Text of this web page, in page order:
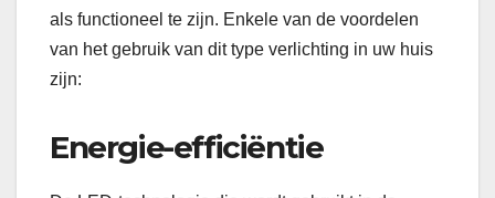
als functioneel te zijn. Enkele van de voordelen
van het gebruik van dit type verlichting in uw huis
zijn:
Energie-efficiëntie